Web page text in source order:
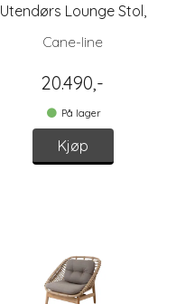
Utendørs Lounge Stol,
Mørk Grønn/Natur
Cane-line
20.490,-
På lager
Kjøp